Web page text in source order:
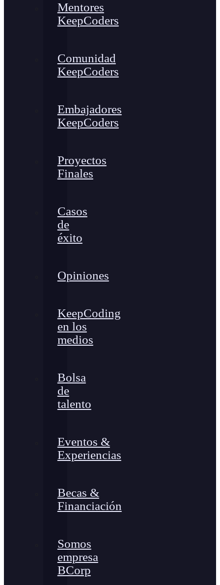
Mentores
KeepCoders
Comunidad
KeepCoders
Embajadores
KeepCoders
Proyectos
Finales
Casos
de
éxito
Opiniones
KeepCoding
en los
medios
Bolsa
de
talento
Eventos &
Experiencias
Becas &
Financiación
Somos
empresa
BCorp